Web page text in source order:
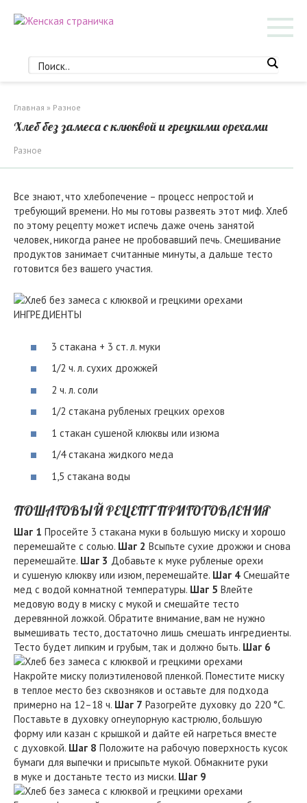
Главная » Разное
Хлеб без замеса с клюквой и грецкими орехами
Разное
Все знают, что хлебопечение – процесс непростой и
требующий времени. Но мы готовы развеять этот миф. Хлеб
по этому рецепту может испечь даже очень занятой
человек, никогда ранее не пробовавший печь. Смешивание
продуктов занимает считанные минуты, а дальше тесто
готовится без вашего участия.
ИНГРЕДИЕНТЫ
3 стакана + 3 ст. л. муки
1/2 ч. л. сухих дрожжей
2 ч. л. соли
1/2 стакана рубленых грецких орехов
1 стакан сушеной клюквы или изюма
1/4 стакана жидкого меда
1,5 стакана воды
ПОШАГОВЫЙ РЕЦЕПТ ПРИГОТОВЛЕНИЯ
Шаг 1 Просейте 3 стакана муки в большую миску и хорошо
перемешайте с солью. Шаг 2 Всыпьте сухие дрожжи и снова
перемешайте. Шаг 3 Добавьте к муке рубленые орехи
и сушеную клюкву или изюм, перемешайте. Шаг 4 Смешайте
мед с водой комнатной температуры. Шаг 5 Влейте
медовую воду в миску с мукой и смешайте тесто
деревянной ложкой. Обратите внимание, вам не нужно
вымешивать тесто, достаточно лишь смешать ингредиенты.
Тесто будет липким и грубым, так и должно быть. Шаг 6
Накройте миску полиэтиленовой пленкой. Поместите миску
в теплое место без сквозняков и оставьте для подхода
примерно на 12–18 ч. Шаг 7 Разогрейте духовку до 220 °С.
Поставьте в духовку огнеупорную кастрюлю, большую
форму или казан с крышкой и дайте ей нагреться вместе
с духовкой. Шаг 8 Положите на рабочую поверхность кусок
бумаги для выпечки и присыпьте мукой. Обмакните руки
в муке и достаньте тесто из миски. Шаг 9